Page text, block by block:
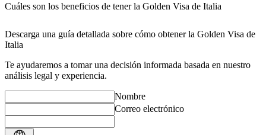
Cuáles son los beneficios de tener la Golden Visa de Italia
Descarga una guía detallada sobre cómo obtener la Golden Visa de
Italia
Te ayudaremos a tomar una decisión informada basada en nuestro
análisis legal y experiencia.
Nombre
Correo electrónico